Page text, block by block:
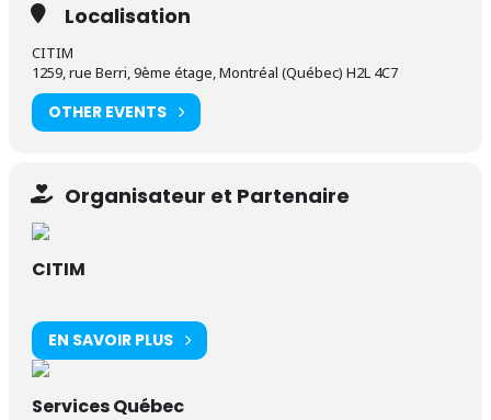
Localisation
CITIM
1259, rue Berri, 9ème étage, Montréal (Québec) H2L 4C7
OTHER EVENTS
Organisateur et Partenaire
CITIM
EN SAVOIR PLUS
Services Québec